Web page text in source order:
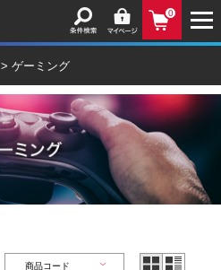
0
>ゲーミング